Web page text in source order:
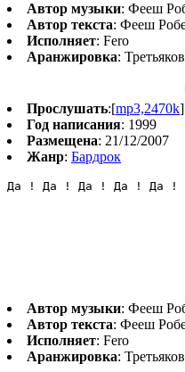
Автор музыки: Фееш
Автор текста: Фееш
Исполняет: Fero
Аранжировка:
Прослушать:[mp3,2470k]
Год написания: 1999
Размещена: 21/12/2007
Жанр: Бардрок
Да ! Да ! Да ! Да ! Да !
Автор музыки: Фееш
Автор текста: Фееш
Исполняет: Fero
Аранжировка: